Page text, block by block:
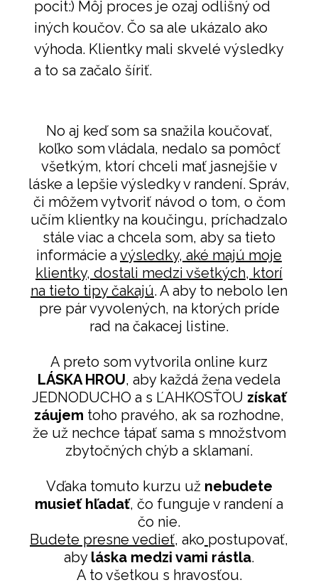
pocit:) Môj proces je ozaj odlišný od
iných koučov. Čo sa ale ukázalo ako
výhoda. Klientky mali skvelé výsledky
a to sa začalo šíriť.
No aj keď som sa snažila koučovať,
koľko som vládala, nedalo sa pomôcť
všetkým, ktorí chceli mať jasnejšie v
láske a lepšie výsledky v randení. Správ,
či môžem vytvoriť návod o tom, o čom
učím klientky na koučingu, príchadzalo
stále viac a chcela som, aby sa tieto
informácie avýsledky, aké majú moje
klientky, dostali medzi všetkých, ktorí
na tieto tipy čakajú. A aby to nebolo len
pre pár vyvolených, na ktorých príde
rad na čakacej listine.
A preto som vytvorila online kurz
LÁSKA HROU, aby každá žena vedela
JEDNODUCHO a s ĽAHKOSŤOU získať
záujem toho pravého, ak sa rozhodne,
že už nechce tápať sama s množstvom
zbytočných chýb a sklamaní.
Vďaka tomuto kurzu už nebudete
musieť hľadať, čo funguje v randení a
čo nie.
Budete presne vedieť, ako postupovať,
aby láska medzi vami rástla.
A to všetkou s hravosťou.